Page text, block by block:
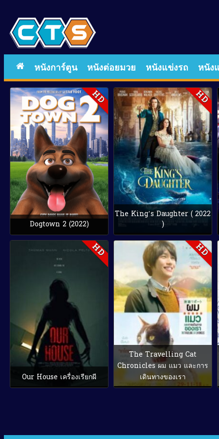
หนังการ์ตูน หนังต่อยมวย หนังแข่งรถ หนัง
HD
Dogtown 2 (2022)
HD
The King’s Daughter ( 2022
)
HD
Our House เครื่องเรียกผี
HD
The Travelling Cat
Chronicles ผม แมว และการ
เดินทางของเรา